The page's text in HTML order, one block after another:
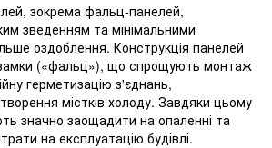
зокрема фальц-панелей,
зведенням та мінімальними
оздоблення. Конструкція панелей
замки («фальц»), що спрощують монтаж
герметизацію з'єднань,
містків холоду. Завдяки цьому
значно заощадити на опаленні та
на експлуатацію будівлі.